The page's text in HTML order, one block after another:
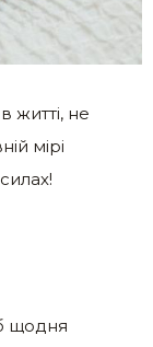
житті, не
мірі
щодня